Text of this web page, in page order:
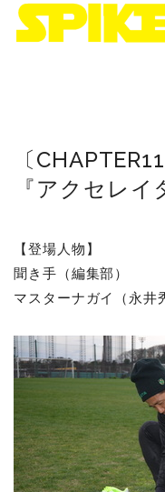
〔
『アクセレイ
【登場人物】
聞き手（編集部）
マスターナガイ（永井